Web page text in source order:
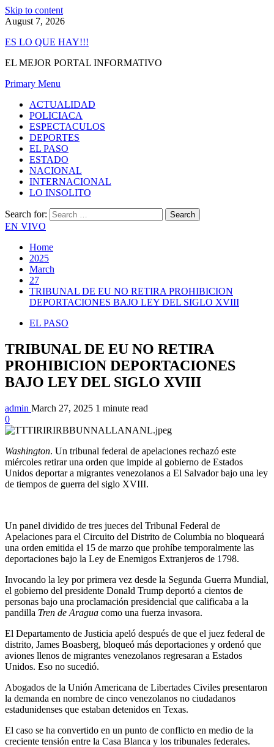
Skip to content
August 7, 2026
ES LO QUE HAY!!!
EL MEJOR PORTAL INFORMATIVO
Primary Menu
ACTUALIDAD
POLICIACA
ESPECTACULOS
DEPORTES
EL PASO
ESTADO
NACIONAL
INTERNACIONAL
LO INSOLITO
Search for:
EN VIVO
Home
2025
March
27
TRIBUNAL DE EU NO RETIRA PROHIBICION
DEPORTACIONES BAJO LEY DEL SIGLO XVIII
EL PASO
TRIBUNAL DE EU NO RETIRA
PROHIBICION DEPORTACIONES
BAJO LEY DEL SIGLO XVIII
admin March 27, 2025 1 minute read
0
Washington. Un tribunal federal de apelaciones rechazó este
miércoles retirar una orden que impide al gobierno de Estados
Unidos deportar a migrantes venezolanos a El Salvador bajo una ley
de tiempos de guerra del siglo XVIII.
Un panel dividido de tres jueces del Tribunal Federal de
Apelaciones para el Circuito del Distrito de Columbia no bloqueará
una orden emitida el 15 de marzo que prohíbe temporalmente las
deportaciones bajo la Ley de Enemigos Extranjeros de 1798.
Invocando la ley por primera vez desde la Segunda Guerra Mundial,
el gobierno del presidente Donald Trump deportó a cientos de
personas bajo una proclamación presidencial que calificaba a la
pandilla Tren de Aragua como una fuerza invasora.
El Departamento de Justicia apeló después de que el juez federal de
distrito, James Boasberg, bloqueó más deportaciones y ordenó que
aviones llenos de migrantes venezolanos regresaran a Estados
Unidos. Eso no sucedió.
Abogados de la Unión Americana de Libertades Civiles presentaron
la demanda en nombre de cinco venezolanos no ciudadanos
estadunidenses que estaban detenidos en Texas.
El caso se ha convertido en un punto de conflicto en medio de la
creciente tensión entre la Casa Blanca y los tribunales federales.